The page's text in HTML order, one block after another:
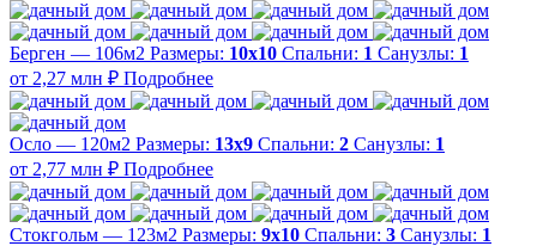
Берген — 106м2 Размеры: 10х10 Спальни: 1 Санузлы: 1
от 2,27 млн ₽ Подробнее
Осло — 120м2 Размеры: 13х9 Спальни: 2 Санузлы: 1
от 2,77 млн ₽ Подробнее
Стокгольм — 123м2 Размеры: 9х10 Спальни: 3 Санузлы: 1